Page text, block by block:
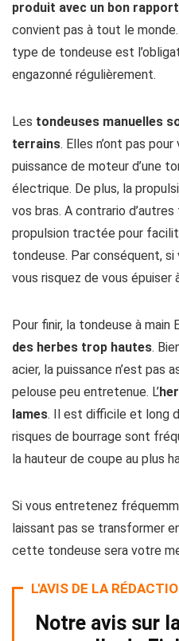
produit avec un bon
convient pas à tout le
type de tondeuse est
engazonné régulièrement.
Les tondeuses manuelles
terrains. Elles n’ont pas
puissance de moteur d’une
électrique. De plus, la
vos bras. A contrario
propulsion tractée pour
tondeuse. Par conséquent, si
vous risquez de vous épuiser
Pour finir, la tondeuse à main
des herbes trop hautes.
acier, la puissance n’est pas
pelouse peu entretenue. L’
lames. Il est difficile et long
risques de bourrage sont
la hauteur de coupe au plus
Si vous entretenez
laissant pas se transformer
cette tondeuse sera votre
L'AVIS DE LA
Notre avis sur